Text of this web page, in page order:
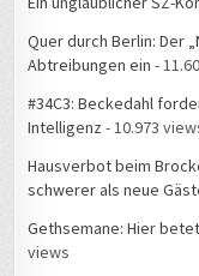
Quer durch Berlin: Der
Abtreibungen ein -
#34C3: Beckedahl
Intelligenz - 10.973
Hausverbot beim
schwerer als neue
Gethsemane: Hier
views